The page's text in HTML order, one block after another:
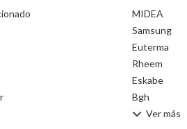
MIDEA
Samsung
Euterma
Rheem
Eskabe
Bgh
Ver más